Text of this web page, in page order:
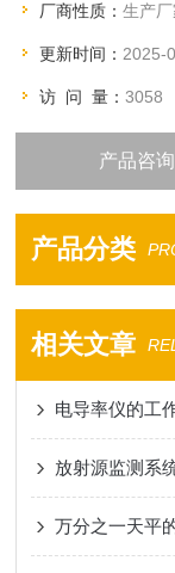
厂商性质：生产厂
更新时间： 2025-
访 问 量：3058
产品咨询
产品分类
相关文章
电导率仪的工
放射源监测系